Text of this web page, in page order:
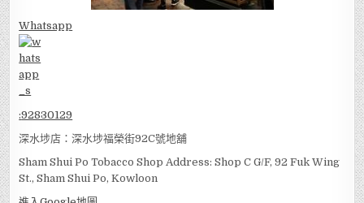
Whatsapp
:92830129
深水埗店：深水埗福榮街92C號地舖
Sham Shui Po Tobacco Shop Address: Shop C G/F, 92 Fuk Wing
St., Sham Shui Po, Kowloon